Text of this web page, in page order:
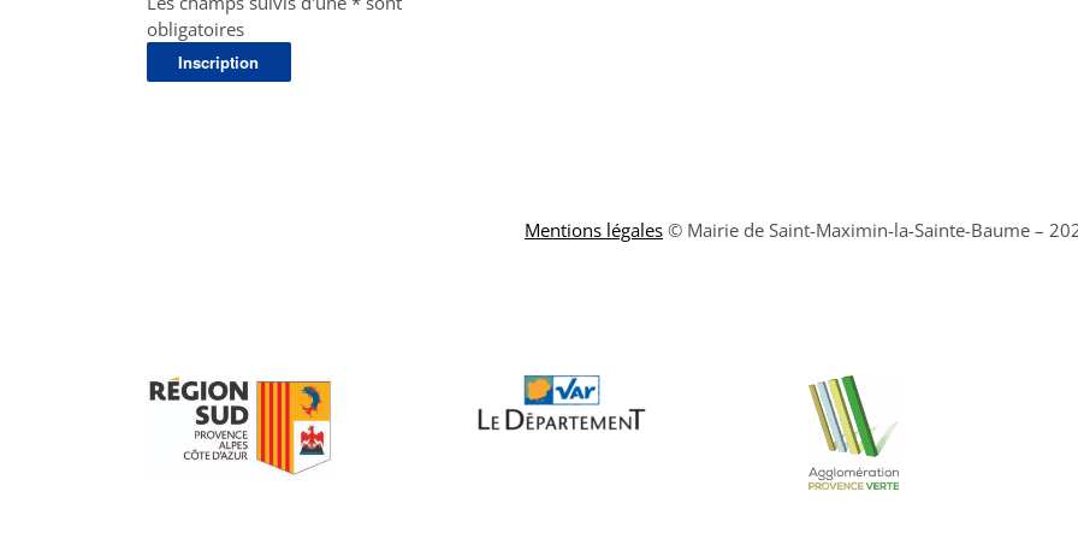
obligatoires
Mentions légales © Mairie de Saint-Maximin-la-Sainte-Baume –